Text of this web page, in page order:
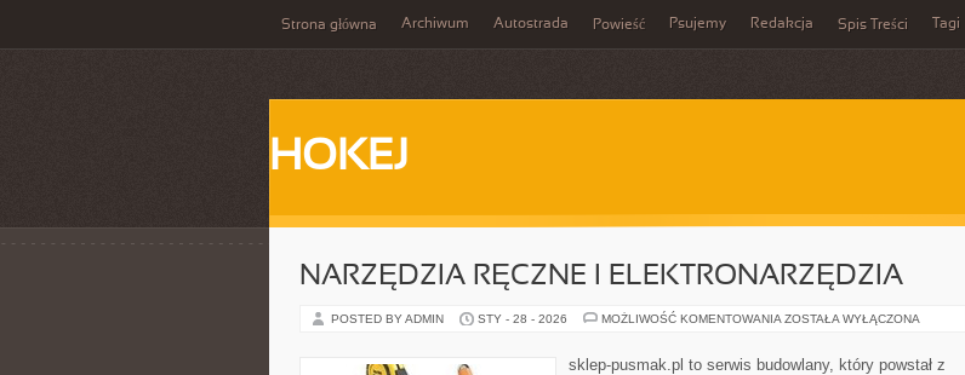
Strona główna Archiwum Autostrada Powieść Psujemy Redakcja Spis Treści Tagi
HOKEJ
NARZĘDZIA RĘCZNE I ELEKTRONARZĘDZIA
POSTED BY ADMIN STY - 28 - 2026 MOŻLIWOŚĆ KOMENTOWANIA NARZĘDZIA
ELEKTRONARZĘDZIA
ZOSTAŁA WYŁĄCZONA
sklep-pusmak.pl to serwis budowlany, który powstał z